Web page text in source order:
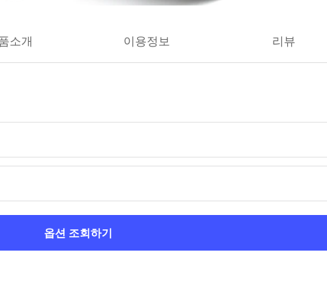
소개 이용정보 리뷰
옵션 조회하기